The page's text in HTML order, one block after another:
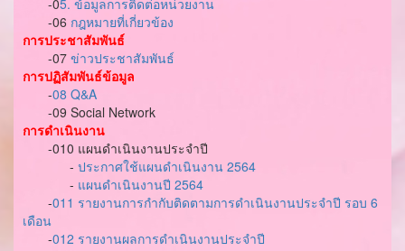
-05. ข้อมูลการติดต่อหน่วยงาน
-06 กฎหมายที่เกี่ยวข้อง
การประชาสัมพันธ์
-07 ข่าวประชาสัมพันธ์
การปฏิสัมพันธ์ข้อมูล
-08 Q&A
-09 Social Network
การดำเนินงาน
-010 แผนดำเนินงานประจำปี
- ประกาศใช้แผนดำเนินงาน 2564
- แผนดำเนินงานปี 2564
-011 รายงานการกำกับติดตามการดำเนินงานประจำปี รอบ 6
เดือน
-012 รายงานผลการดำเนินงานประจำปี